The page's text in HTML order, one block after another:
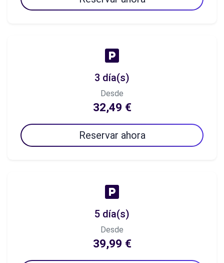
3 día(s)
Desde
32,49 €
Reservar ahora
5 día(s)
Desde
39,99 €